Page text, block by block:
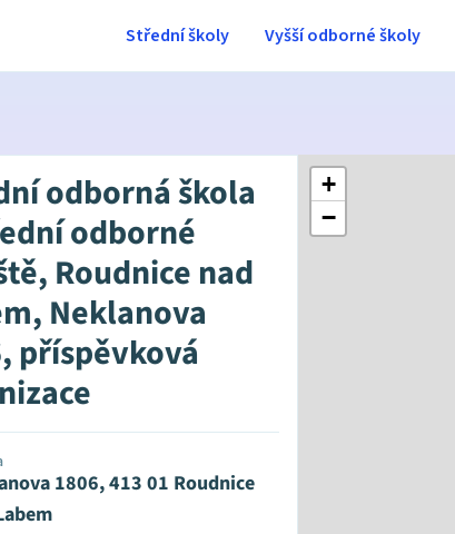
Střední školy Vyšší odborné školy
odborná škola
odborné
Roudnice nad
Neklanova
příspěvková
1806, 413 01 Roudnice
+
−